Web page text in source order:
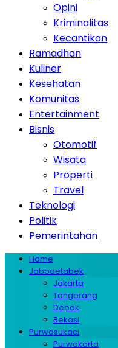
Opini
Kriminalitas
Kecantikan
Ramadhan
Kuliner
Kesehatan
Komunitas
Entertainment
Bisnis
Otomotif
Wisata
Properti
Travel
Teknologi
Politik
Pemerintahan
Home
Jabodetabek
Jakarta
Tangerang
Depok
Bekasi
Purwasukaci
Purwakarta